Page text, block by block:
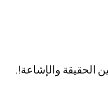
الحقيقة والإشاعة!.